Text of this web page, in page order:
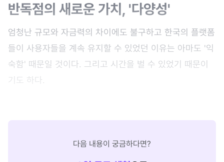
반독점의 새로운 가치, '다양성'
엄청난 규모와 자금력의 차이에도 불구하고 한국의 플랫폼
들이 사용자들을 계속 유지할 수 있었던 이유는 아마도 '익
숙함' 때문일 것이다. 그리고 시간을 벌 수 있었기 때문이
기도 하다.
다음 내용이 궁금하다면?